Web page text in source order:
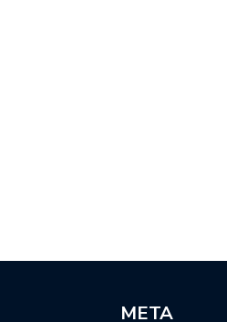
META